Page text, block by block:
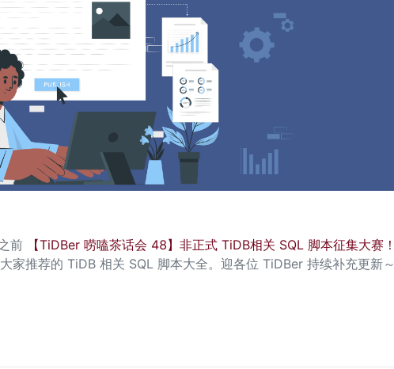
前
【TiDBer 唠嗑茶话会 48】非正式 TiDB相关 SQL 脚本征集大赛！
家推荐的 TiDB 相关 SQL 脚本大全。迎各位 TiDBer 持续补充更新～